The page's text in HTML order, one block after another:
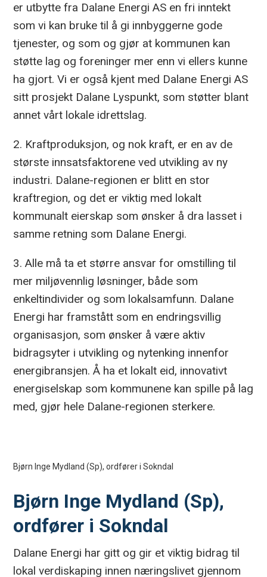
er utbytte fra Dalane Energi AS en fri inntekt
som vi kan bruke til å gi innbyggerne gode
tjenester, og som og gjør at kommunen kan
støtte lag og foreninger mer enn vi ellers kunne
ha gjort. Vi er også kjent med Dalane Energi AS
sitt prosjekt Dalane Lyspunkt, som støtter blant
annet vårt lokale idrettslag.
2. Kraftproduksjon, og nok kraft, er en av de
største innsatsfaktorene ved utvikling av ny
industri. Dalane-regionen er blitt en stor
kraftregion, og det er viktig med lokalt
kommunalt eierskap som ønsker å dra lasset i
samme retning som Dalane Energi.
3. Alle må ta et større ansvar for omstilling til
mer miljøvennlig løsninger, både som
enkeltindivider og som lokalsamfunn. Dalane
Energi har framstått som en endringsvillig
organisasjon, som ønsker å være aktiv
bidragsyter i utvikling og nytenking innenfor
energibransjen. Å ha et lokalt eid, innovativt
energiselskap som kommunene kan spille på lag
med, gjør hele Dalane-regionen sterkere.
Bjørn Inge Mydland (Sp), ordfører i Sokndal
Bjørn Inge Mydland (Sp),
ordfører i Sokndal
Dalane Energi har gitt og gir et viktig bidrag til
lokal verdiskaping innen næringslivet gjennom